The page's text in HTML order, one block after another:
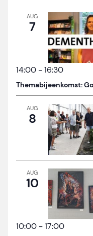
AUG
7
14:00 -16:30
Themabijeenkomst:
AUG
8
AUG
10
10:00 -17:00